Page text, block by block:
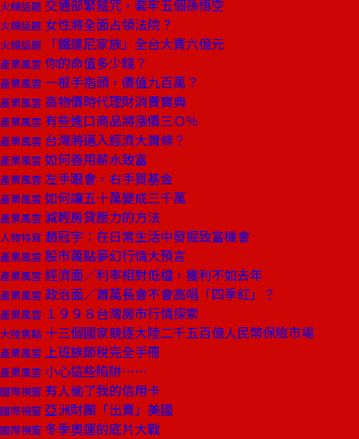
火線話題 交通部緊箍咒，套牢五個孫悟空
火線話題 女性將全面占領法院？
火線話題 「鐵達尼家族」全台大賣六億元
產業風雲 你的命值多少錢？
產業風雲 一根手指頭，價值九百萬？
產業風雲 高物價時代理財消費寶典
產業風雲 有些進口商品將漲價三Ｏ％
產業風雲 台灣將邁入經濟大蕭條？
產業風雲 如何善用薪水致富
產業風雲 左手跟會，右手買基金
產業風雲 如何讓五十萬變成三千萬
產業風雲 減輕房貸壓力的方法
人物特寫 趙冠宇：在日常生活中發掘致富機會
產業風雲 股市萬點夢幻行情大預言
產業風雲 經濟面／利率相對低檔，獲利不如去年
產業風雲 政治面／蕭萬長會不會高唱「四季紅」？
產業風雲 １９９８台灣房市行情探索
大陸焦點 十三個國家競逐大陸二千五百億人民幣保險市場
產業風雲 上班族節稅完全手冊
產業風雲 小心這些陷阱……
國際視窗 有人偷了我的信用卡
國際視窗 亞洲財團「出賣」美國
國際視窗 冬季奧運的底片大戰